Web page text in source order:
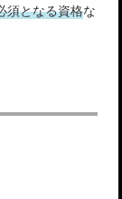
須となる資格な